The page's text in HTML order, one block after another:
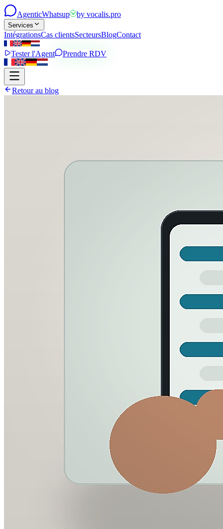
AgenticWhatsup by vocalis.pro
Services
IntégrationsCas clientsSecteursBlogContact
Tester l'Agent Prendre RDV
Retour au blog